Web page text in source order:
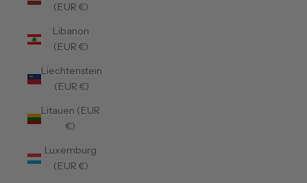
(EUR €)
Libanon
(EUR €)
Liechtenstein
(EUR €)
Litauen (EUR
€)
Luxemburg
(EUR €)